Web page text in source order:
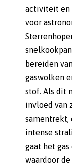
activiteit en
voor
bereiden
gaswolken
stof. Als dit
invloed van
samentrekt,
intense
gaat het
waardoor